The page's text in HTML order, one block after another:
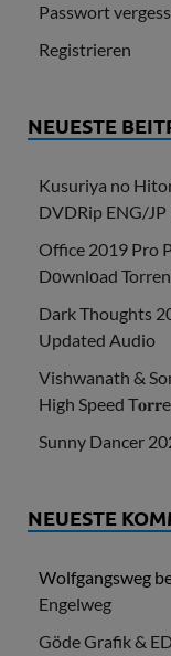
Passwort
Registrieren
NEUESTE
Kusuriya no
DVDRip ENG/JP
Office 2019 Pro
Dоwnlоad
Dark Thoughts
Updated Audio
Vishwanath &
High Speed
Sunny Dancer
NEUESTE
Wolfgangsweg
Engelweg
Göde Grafik &